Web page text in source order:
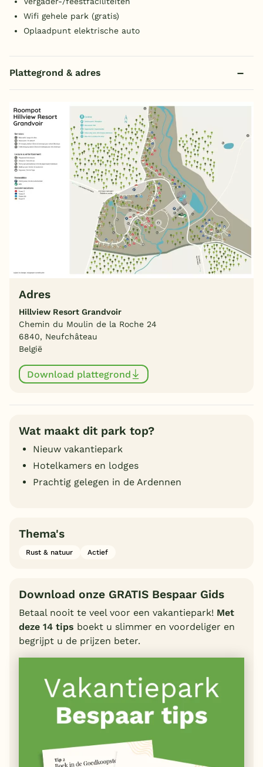
Wifi gehele park (gratis)
Oplaadpunt elektrische auto
Plattegrond & adres
Adres
Hillview Resort Grandvoir
Chemin du Moulin de la Roche 24
6840, Neufchâteau
België
Download plattegrond
Wat maakt dit park top?
Nieuw vakantiepark
Hotelkamers en lodges
Prachtig gelegen in de Ardennen
Thema's
Rust & natuur Actief
Download onze GRATIS Bespaar Gids
Betaal nooit te veel voor een vakantiepark! Met
deze 14 tips boekt u slimmer en voordeliger en
begrijpt u de prijzen beter.